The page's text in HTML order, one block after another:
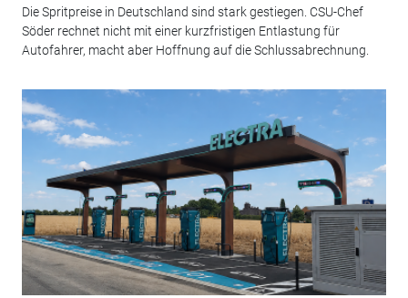
Die Spritpreise in Deutschland sind stark gestiegen. CSU-Chef
Söder rechnet nicht mit einer kurzfristigen Entlastung für
Autofahrer, macht aber Hoffnung auf die Schlussabrechnung.